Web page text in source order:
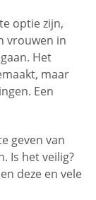
optie zijn,
vrouwen in
Het
maar
Een
geven van
Is het veilig?
deze en vele